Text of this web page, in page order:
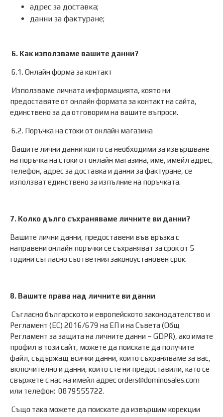
адрес за доставка;
данни за фактуране;
6. Как използваме вашите данни?
6.1. Онлайн форма за контакт
Използваме личната информацията, която ни
предоставяте от онлайн формата за контакт на сайта,
единствено за да отговорим на вашите въпроси.
6.2. Поръчка на стоки от онлайн магазина
Вашите лични данни които са необходими за извършване
на поръчка на стоки от онлайн магазина, име, имейл адрес,
телефон, адрес за доставка и данни за фактуране, се
използват единствено за изпълние на поръчката.
7. Колко дълго съхраняваме личните ви данни?
Вашите лични данни, предоставени във връзка с
направени онлайн поръчки се съхраняват за срок от 5
години съгласно съответния законоустановен срок.
8. Вашите права над личните ви данни
Съгласно българското и европейското законодателство и
Регламент (ЕС) 2016/679 на ЕП и на Съвета (Общ
Регламент за защита на личните данни – GDPR), ако имате
профил в този сайт, можете да поискате да получите
файл, съдържащ всички данни, които съхраняваме за вас,
включително и данни, които сте ни предоставили, като се
свържете с нас на имейл адрес orders@dominosales.com
или телефон: 0879555722.
Също така можете да поискате да извършим корекции